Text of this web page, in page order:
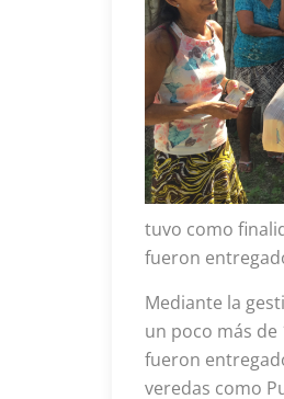
tuvo como
fueron
Mediante la
un poco más
fueron
veredas como